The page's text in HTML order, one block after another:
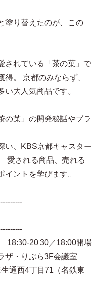
塗り替えたのが、この
されている「茶の菓」で
。 京都のみならず、
大人気商品です。
の菓」の開発秘話やブラ
い、KBS京都キャスター
愛される商品、売れる
ントを学びます。
20:30／18:00開場
・りぶら3F会議室
西4丁目71（名鉄東